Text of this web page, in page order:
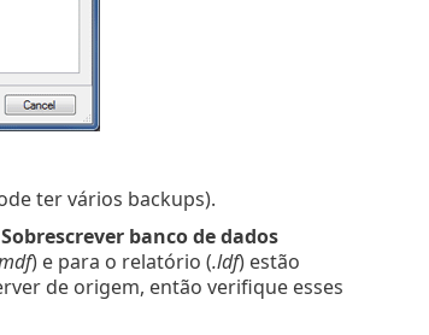
ter vários backups).
Sobrescrever banco de dados
) e para o relatório (.ldf) estão
de origem, então verifique esses